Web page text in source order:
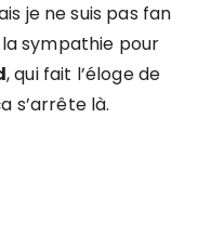
je ne suis pas fan
la sympathie pour
, qui fait l’éloge de
s’arrête là.